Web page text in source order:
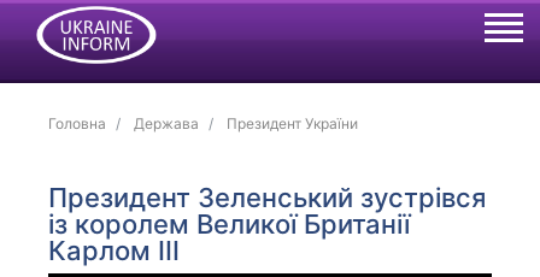
Головна Держава Президент України
Президент Зеленський зустрівся
із королем Великої Британії
Карлом ІІІ